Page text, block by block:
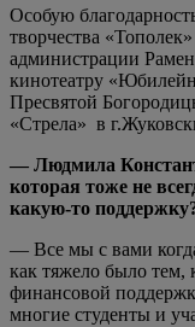
Особую
творчества
администрации
кинотеатру
Пресвятой
«Стрела» в
— Людмила
которая тоже не
какую-то
— Все мы с вами
как тяжело было
финансовой
многие студенты и